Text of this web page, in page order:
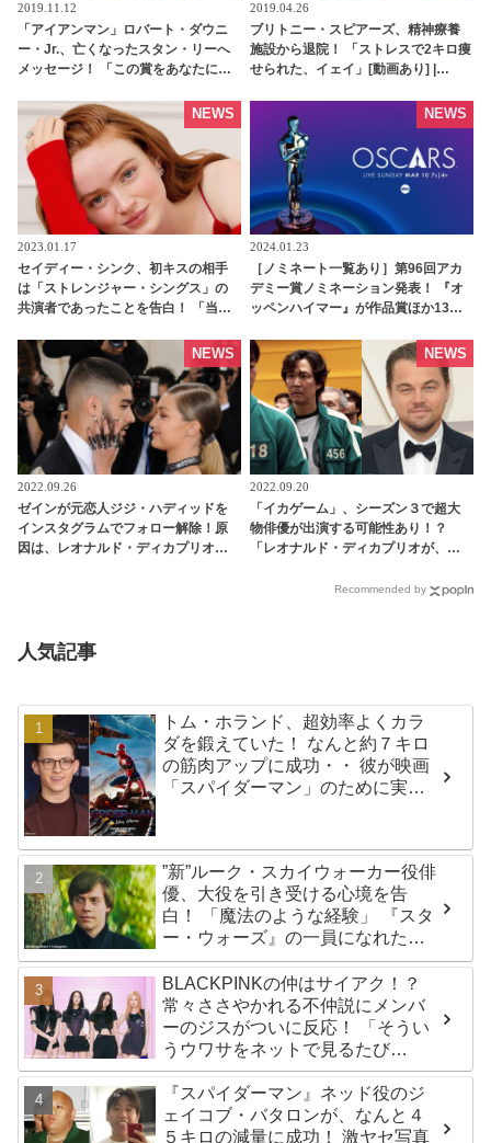
2019.11.12
「アイアンマン」ロバート・ダウニ
ー・Jr.、亡くなったスタン・リーへ
メッセージ！ 「この賞をあなたに捧
2019.04.26
ブリトニー・スピアーズ、精神療養
施設から退院！ 「ストレスで2キロ痩
せられた、イェイ」[動画あり] |
2023.01.17
セイディー・シンク、初キスの相手
は「ストレンジャー・シングス」の
共演者であったことを告白！ 「当時
話」 - tvgroove
NEWS
2024.01.23
［ノミネート一覧あり］第96回アカ
デミー賞ノミネーション発表！ 『オ
ッペンハイマー』が作品賞ほか13部
『PERFECT DAYS』『ゴジラ -1.0』
『君たちはどう生きるか』もノミネ
ート
NEWS
2022.09.26
ゼインが元恋人ジジ・ハディッドを
インスタグラムでフォロー解除！原
因は、レオナルド・ディカプリオと
NEWS
2022.09.20
「イカゲーム」、シーズン３で超大
物俳優が出演する可能性あり！？
「レオナルド・ディカプリオが、
て・・」 ファン・ドンヒョク監督が
NEWS
Recommended by
人気記事
トム・ホランド、超効率よくカラ
ダを鍛えていた！ なんと約７キロ
の筋肉アップに成功・・ 彼が映画
「スパイダーマン」のために実践
”新”ルーク・スカイウォーカー役俳
優、大役を引き受ける心境を告
白！ 「魔法のような経験」 『スタ
ー・ウォーズ』の一員になれたこ
とによろこび爆発
BLACKPINKの仲はサイアク！？
常々ささやかれる不仲説にメンバ
ーのジスがついに反応！ 「そうい
うウワサをネットで見るたび
に・・」
『スパイダーマン』ネッド役のジ
ェイコブ・バタロンが、なんと４
５キロの減量に成功！ 激ヤセ写真